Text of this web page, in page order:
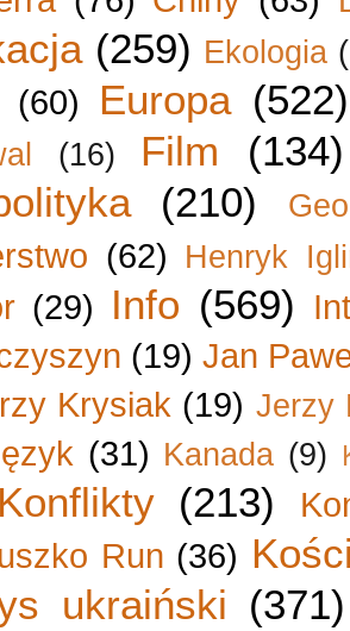
(259) Ekologia
(60) Europa (522)
(16) Film
(134)
(210)
(62) Henryk
(29) Info (569)
(19) Jan
Krysiak (19) Jerzy
(31) Kanada (9)
Konflikty (213)
Run (36)
ukraiński (371)